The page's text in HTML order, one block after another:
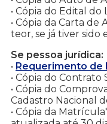
• Cópia do Edital do
• Cópia da Carta
teor, se já tiver sido
Se pessoa jurídica:
• Requerimento de
• Cópia do
• Cópia do
Cadastro Nacional
• Cópia da